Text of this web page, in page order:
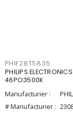
PHIF28T5835
PHILIPS
46PO3500K
Manufacturier :
# Manufacturier :